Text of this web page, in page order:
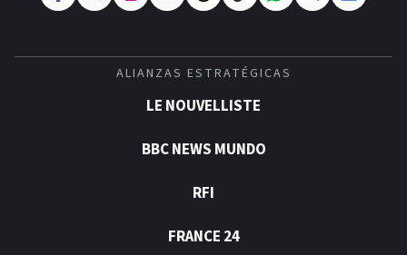
ALIANZAS ESTRATÉGICAS
LE NOUVELLISTE
BBC NEWS MUNDO
RFI
FRANCE 24